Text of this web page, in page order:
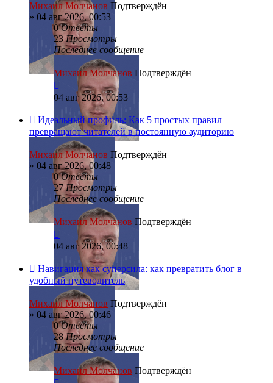
Михаил Молчанов Подтверждён
» 04 авг 2026, 00:53
0Ответы
23Просмотры
Последнее сообщение
Михаил Молчанов Подтверждён
04 авг 2026, 00:53
Идеальный профиль: Как 5 простых правил
превращают читателей в постоянную аудиторию
Михаил Молчанов Подтверждён
» 04 авг 2026, 00:48
0Ответы
27Просмотры
Последнее сообщение
Михаил Молчанов Подтверждён
04 авг 2026, 00:48
Навигация как суперсила: как превратить блог в
удобный путеводитель
Михаил Молчанов Подтверждён
» 04 авг 2026, 00:46
0Ответы
28Просмотры
Последнее сообщение
Михаил Молчанов Подтверждён